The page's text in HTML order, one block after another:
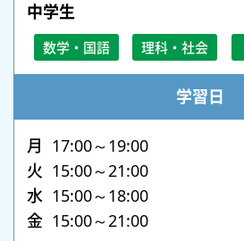
中学生
数学・国語 理科・社会
学習日
月 17:00～19:00
火 15:00～21:00
水 15:00～18:00
金 15:00～21:00